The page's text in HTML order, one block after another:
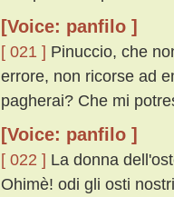
[Voice: panfilo ]
[ 021 ] Pinuccio, che
errore, non ricorse ad
pagherai? Che mi
[Voice: panfilo ]
[ 022 ] La donna
Ohimè! odi gli osti